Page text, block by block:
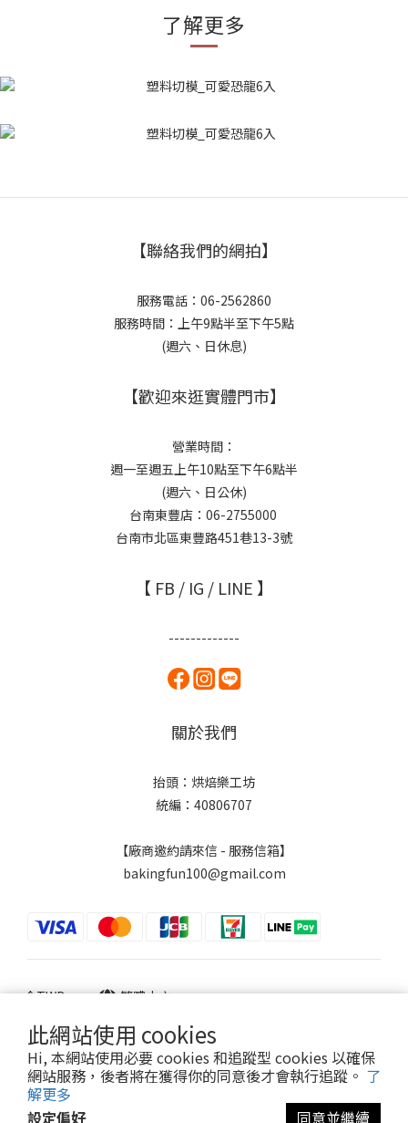
此網站使用 cookies
Hi, 本網站使用必要 cookies 和追蹤型 cookies 以確保
網站服務，後者將在獲得你的同意後才會執行追蹤。 了
解更多
設定偏好
同意並繼續
了解更多
【聯絡我們的網拍】
服務電話：06-2562860
服務時間：上午9點半至下午5點
(週六、日休息)
【歡迎來逛實體門市】
營業時間：
週一至週五上午10點至下午6點半
(週六、日公休)
台南東豐店：06-2755000
台南市北區東豐路451巷13-3號
【 FB / IG / LINE 】
-------------
關於我們
抬頭：烘焙樂工坊
統編：40806707
【廠商邀約請來信 - 服務信箱】
bakingfun100@gmail.com
$TWD 繁體中文